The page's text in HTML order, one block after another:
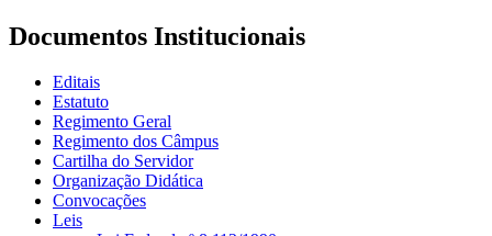
Documentos Institucionais
Editais
Estatuto
Regimento Geral
Regimento dos Câmpus
Cartilha do Servidor
Organização Didática
Convocações
Leis